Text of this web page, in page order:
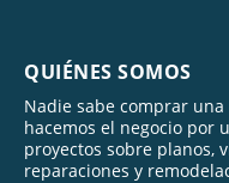
QUIÉNES SOMOS
Nadie sabe comprar una
hacemos el negocio por
proyectos sobre planos,
reparaciones y